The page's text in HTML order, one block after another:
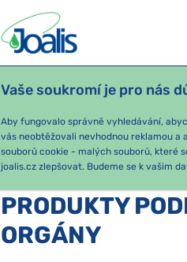
Vaše soukromí je pro nás
Aby fungovalo správně vyhledávání,
vás neobtěžovali nevhodnou reklamou a
souborů cookie - malých souborů, které
joalis.cz zlepšovat. Budeme se k vašim
PRODUKTY PODLE OBTÍŽÍ
e-shop Joalis Podle obtíží
PRODUKTY
ORGÁNY